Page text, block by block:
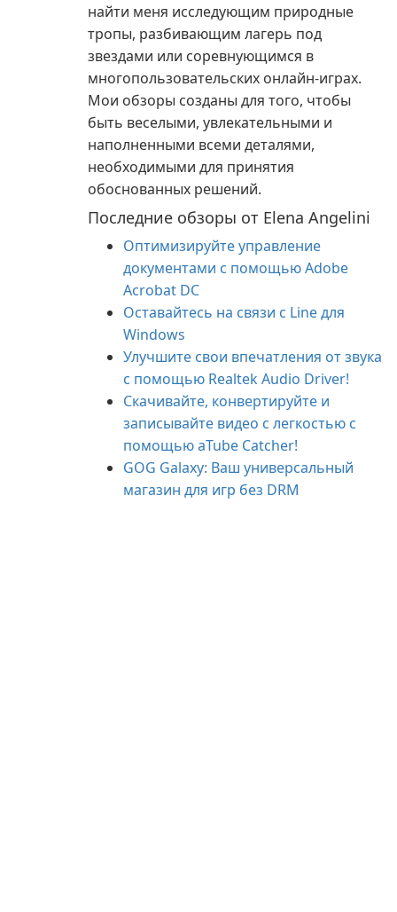
найти меня исследующим природные
тропы, разбивающим лагерь под
звездами или соревнующимся в
многопользовательских онлайн-играх.
Мои обзоры созданы для того, чтобы
быть веселыми, увлекательными и
наполненными всеми деталями,
необходимыми для принятия
обоснованных решений.
Последние обзоры от Elena Angelini
Оптимизируйте управление
документами с помощью Adobe
Acrobat DC
Оставайтесь на связи с Line для
Windows
Улучшите свои впечатления от звука
с помощью Realtek Audio Driver!
Скачивайте, конвертируйте и
записывайте видео с легкостью с
помощью aTube Catcher!
GOG Galaxy: Ваш универсальный
магазин для игр без DRM